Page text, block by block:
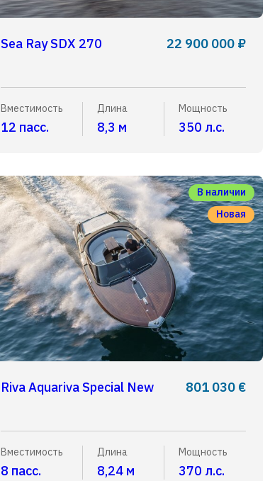
Sea Ray SDX 270 22 900 000 ₽
Вместимость
12 пасс.
Длина
8,3 м
Мощность
350 л.с.
В наличии
Новая
Riva Aquariva Special New 801 030 €
Вместимость
8 пасс.
Длина
8,24 м
Мощность
370 л.с.